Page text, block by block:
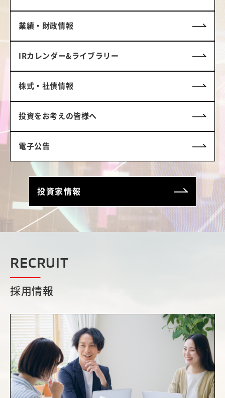
業績・財政情報
IRカレンダー& ライブラリー
株式・社債情報
投資をお考えの皆様へ
電子公告
投資家情報
RECRUIT
採用情報